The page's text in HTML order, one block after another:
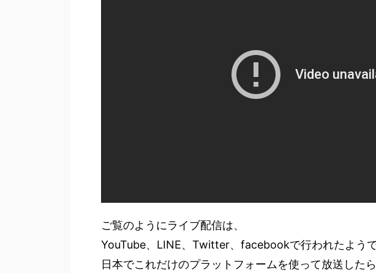
ご覧のようにライブ配信は、
YouTube、LINE、Twitter、facebookで行われたようで
日本でこれだけのプラットフォームを使って放送したら